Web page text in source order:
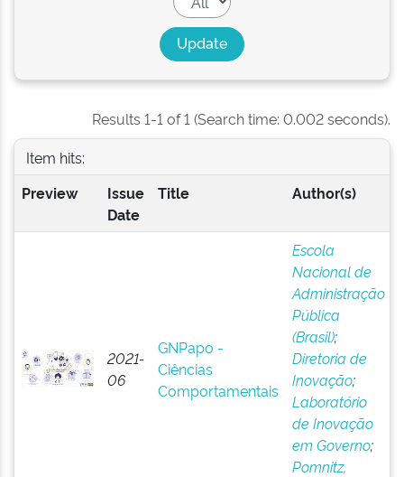
Results 1-1 of 1 (Search time: 0.002 seconds).
Item hits:
Preview
Issue
Date
Title Author(s)
2021-
06
GNPapo -
Ciências
Comportamentais
Escola
Nacional de
Administração
Pública
(Brasil);
Diretoria de
Inovação;
Laboratório
de Inovação
em Governo;
Pomnitz,